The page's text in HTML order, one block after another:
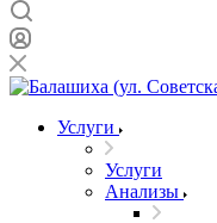
Услуги
Услуги
Анализы